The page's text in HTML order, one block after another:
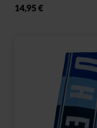
14,95 €